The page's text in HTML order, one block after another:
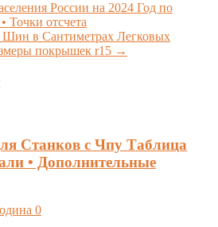
России на 2024 Год по
Точки отсчета
Шин в Сантиметрах Легковых
покрышек r15 →
Станков с Чпу Таблица
• Дополнительные
0